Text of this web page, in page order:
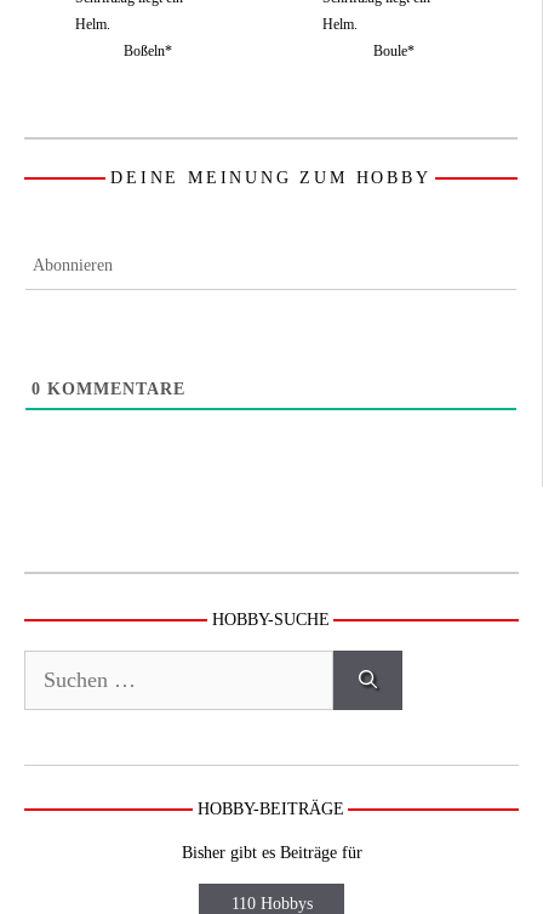
Boßeln* Boule*
DEINE MEINUNG ZUM HOBBY
Abonnieren
0 KOMMENTARE
HOBBY-SUCHE
nach:
HOBBY-BEITRÄGE
Bisher gibt es Beiträge für
110 Hobbys